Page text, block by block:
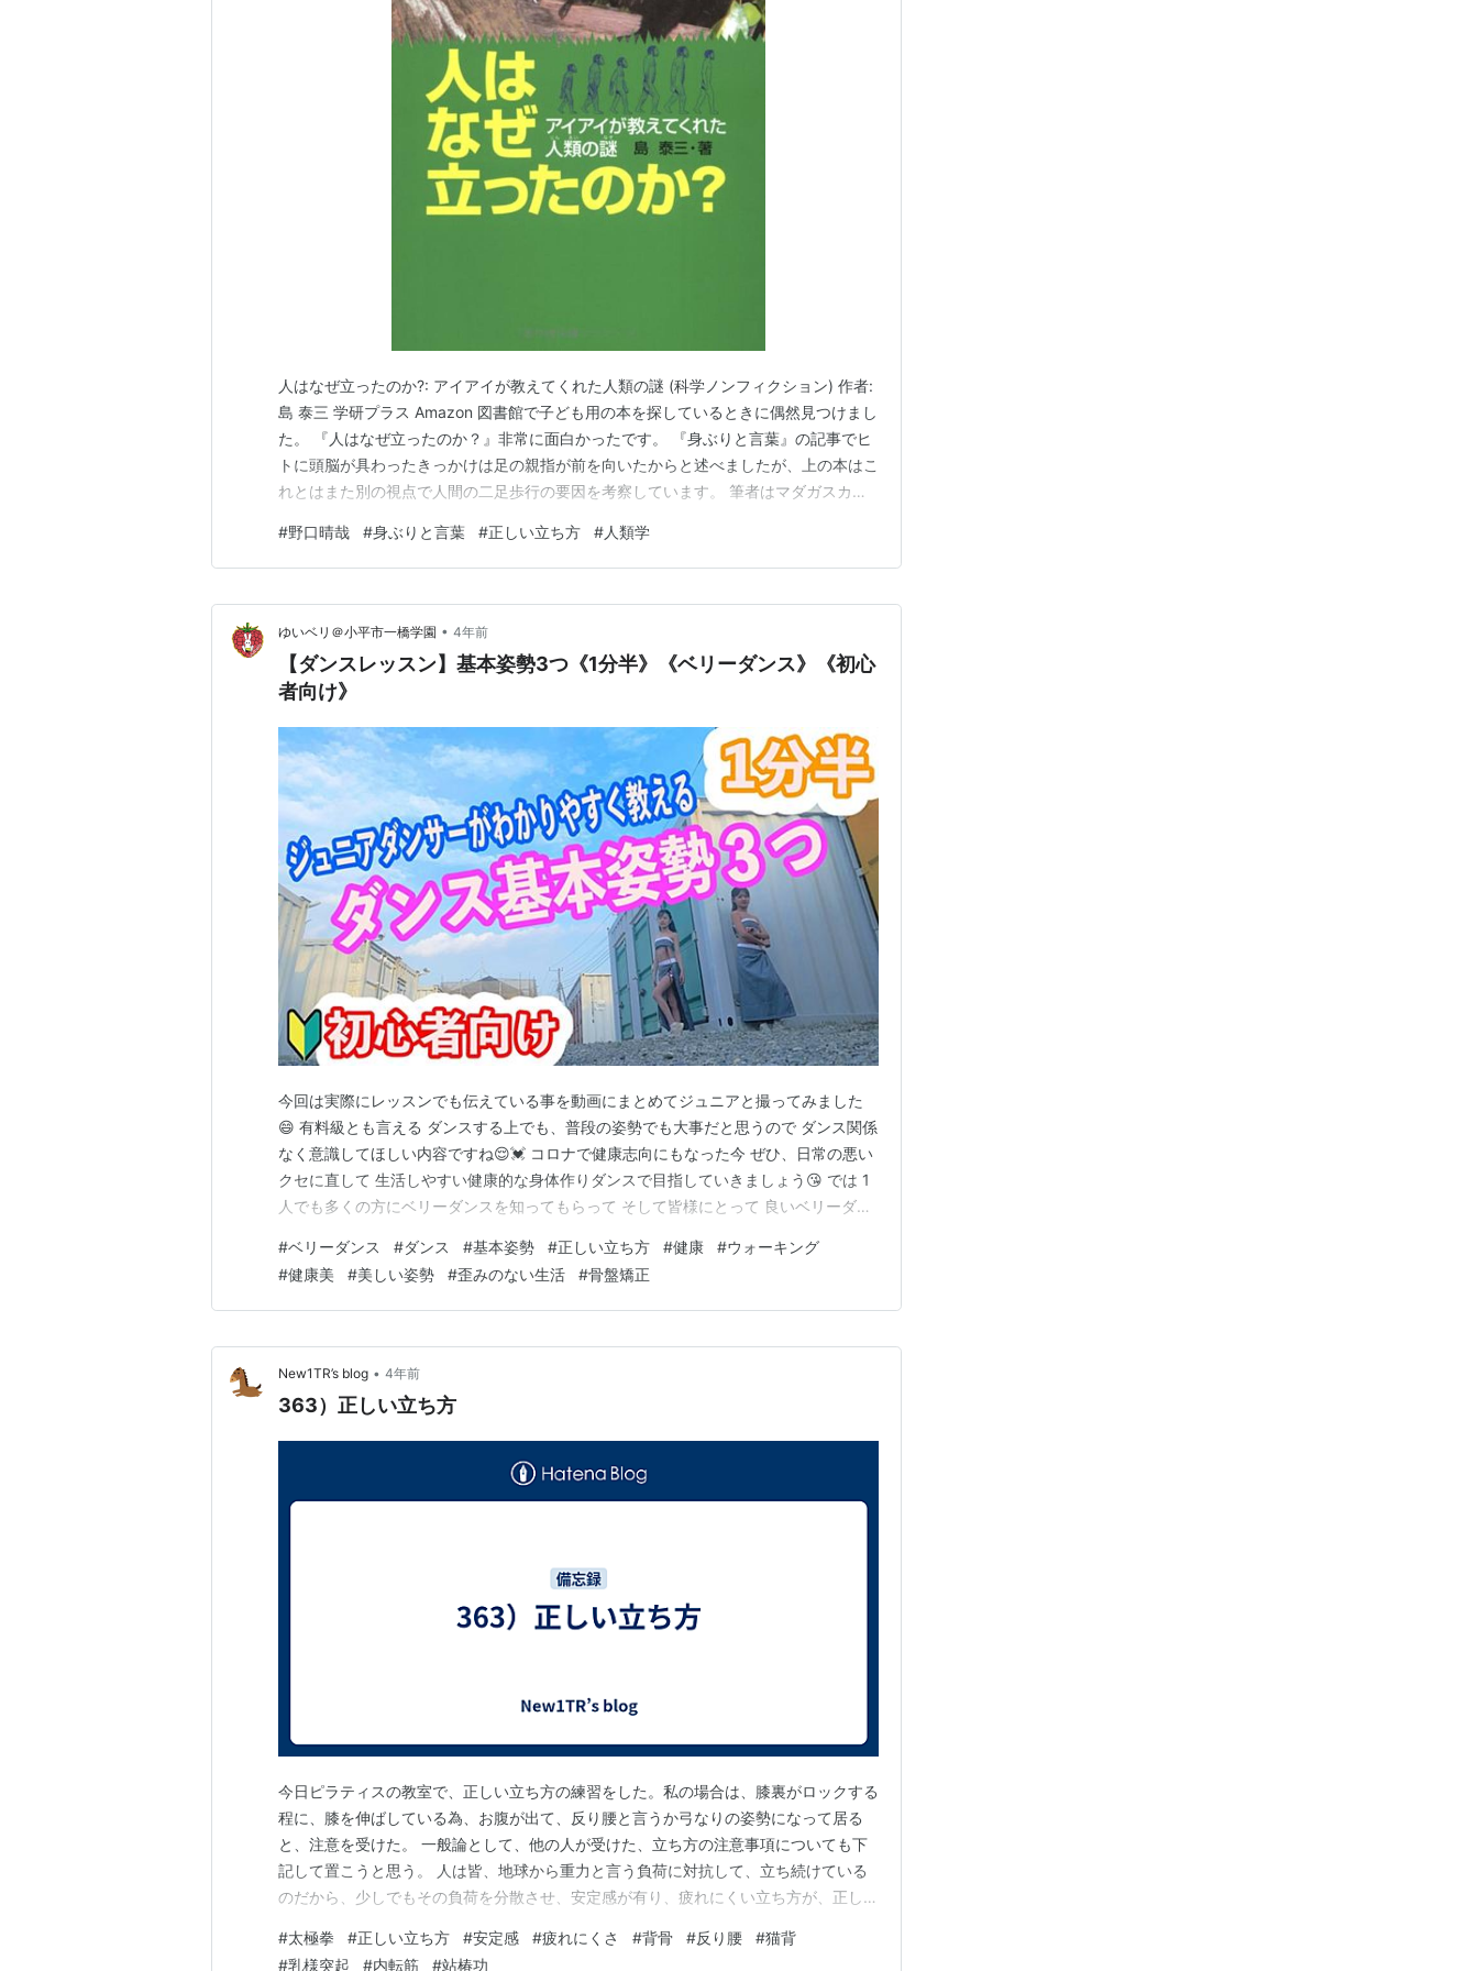
人はなぜ立ったのか?: アイアイが教えてくれた人類の謎 (科学ノンフィクション) 作者:
島 泰三 学研プラス Amazon 図書館で子ども用の本を探しているときに偶然見つけまし
た。 『人はなぜ立ったのか？』非常に面白かったです。 『身ぶりと言葉』の記事でヒ
トに頭脳が具わったきっかけは足の親指が前を向いたからと述べましたが、上の本はこ
れとはまた別の視点で人間の二足歩行の要因を考察しています。 筆者はマダガスカル
の形状が深く関係していることを見つけ出します。 例えばラミーという木の実を主食
にするアイアイ（表紙の写真）は固…
#野口晴哉 #身ぶりと言葉 #正しい立ち方 #人類学
ゆいベリ＠小平市一橋学園 • 4年前
【ダンスレッスン】基本姿勢3つ《1分半》《ベリーダンス》《初心
者向け》
今回は実際にレッスンでも伝えている事を動画にまとめてジュニアと撮ってみました
😄 有料級とも言える ダンスする上でも、普段の姿勢でも大事だと思うので ダンス関係
なく意識してほしい内容ですね😌💓 コロナで健康志向にもなった今 ぜひ、日常の悪い
クセに直して 生活しやすい健康的な身体作りダンスで目指していきましょう😘 では 1
人でも多くの方にベリーダンスを知ってもらって そして皆様にとって 良いベリーダン
~~~~~~~~~~~~~~~~~~~~~~~~~~~~~~~~~~~~~~~~~~~~~~~~~~~~~~~~~~~~
~~~~ 🐰YouTube…
#ベリーダンス #ダンス #基本姿勢 #正しい立ち方 #健康 #ウォーキング
#健康美 #美しい姿勢 #歪みのない生活 #骨盤矯正
New1TR’s blog • 4年前
363）正しい立ち方
今日ピラティスの教室で、正しい立ち方の練習をした。私の場合は、膝裏がロックする
程に、膝を伸ばしている為、お腹が出て、反り腰と言うか弓なりの姿勢になって居る
と、注意を受けた。 一般論として、他の人が受けた、立ち方の注意事項についても下
記して置こうと思う。 人は皆、地球から重力と言う負荷に対抗して、立ち続けている
のだから、少しでもその負荷を分散させ、安定感が有り、疲れにくい立ち方が、正しい
やかな S字を、首の部分と腰の部分の2か所で描いているのが本来の姿であり、その S
#太極拳 #正しい立ち方 #安定感 #疲れにくさ #背骨 #反り腰 #猫背
#乳様突起 #内転筋 #站椿功